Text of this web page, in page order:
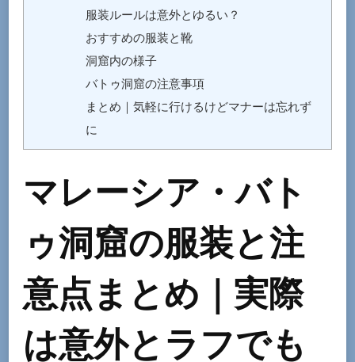
点
め
｜
外
で
OK？
鳩
に
服装ルールは意外とゆるい？
おすすめの服装と靴
洞窟内の様子
バトゥ洞窟の注意事項
まとめ｜気軽に行けるけどマナーは忘れず
に
マレーシア・バト
ゥ洞窟の服装と注
意点まとめ｜実際
は意外とラフでも